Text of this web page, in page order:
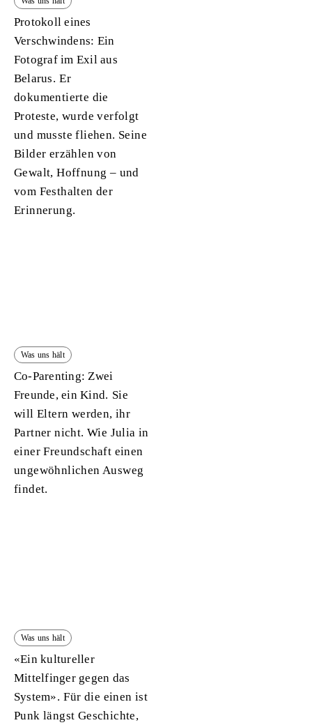
Protokoll eines
Verschwindens: Ein
Fotograf im Exil aus
Belarus. Er
dokumentierte die
Proteste, wurde verfolgt
und musste fliehen. Seine
Bilder erzählen von
Gewalt, Hoffnung – und
vom Festhalten der
Erinnerung.
Was uns hält
Co-Parenting: Zwei
Freunde, ein Kind. Sie
will Eltern werden, ihr
Partner nicht. Wie Julia in
einer Freundschaft einen
ungewöhnlichen Ausweg
findet.
Was uns hält
«Ein kultureller
Mittelfinger gegen das
System». Für die einen ist
Punk längst Geschichte,